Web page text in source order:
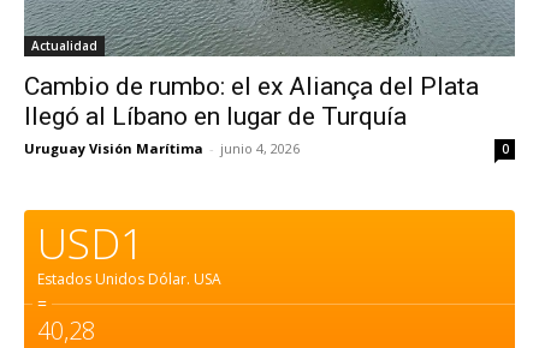
Actualidad
Cambio de rumbo: el ex Aliança del Plata
llegó al Líbano en lugar de Turquía
Uruguay Visión Marítima - junio 4, 2026 0
USD1
Estados Unidos Dólar. USA
=
40,28